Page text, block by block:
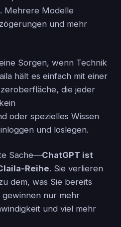
Mehrere Modelle
und mehr
Sorgen, wenn Technik
hält es einfach mit einer
die jeder
oder spezielles Wissen
und loslegen.
Sache—ChatGPT ist
Reihe. Sie verlieren
dem, was Sie bereits
gewinnen nur mehr
und viel mehr